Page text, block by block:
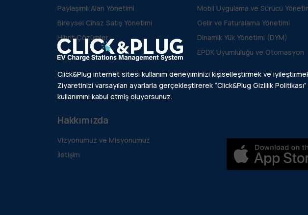
Paylaşımlı Alan Yönetimi
Bireysel Cihaz Satış Yönetimi
Hibrit Çözümler
Mobil Uygulama ve Sürücü
Gelir ve Faturalama Yönetimi
Dinamik Yük Yönetimi (DYM)
EPDK Uyumluluğu ve Otomasyon
Hakkımızda
Vizyonumuz ve Misyonumuz
İletişim
Click&Plug internet sitesi kullanım deneyiminizi kişiselleştirmek ve
Ziyaretinizi varsayılan ayarlarla gerçekleştirerek “Click&Plug Gizlilik
kullanımını kabul etmiş oluyorsunuz.